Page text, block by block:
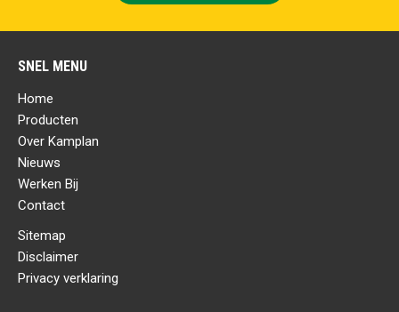
SNEL MENU
Home
Producten
Over Kamplan
Nieuws
Werken Bij
Contact
Sitemap
Disclaimer
Privacy verklaring